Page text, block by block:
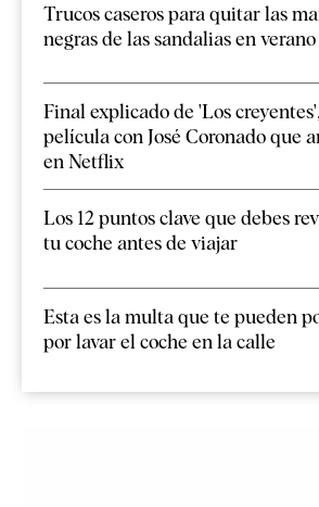
Trucos caseros para quitar las
negras de las sandalias en verano
Final explicado de 'Los
película con José Coronado que
en Netflix
Los 12 puntos clave que debes
tu coche antes de viajar
Esta es la multa que te pueden
por lavar el coche en la calle